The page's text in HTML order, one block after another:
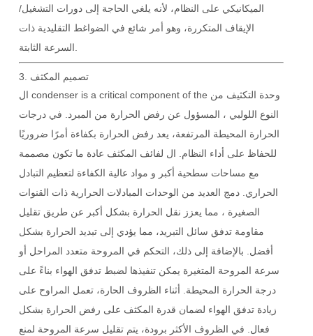
الميكانيكي على النظام، لأنه يلغي الحاجة إلى دورات التشغيل/
الإيقاف المتكررة، وهو أمر شائع في الضواغط التقليدية ذات
3. تصميم المكثف
ال condenser is a critical component of the وحدة التكثيف من
النوع اللولبي ، المسؤول عن رفض الحرارة من المبرد. في درجات
الحرارة المحيطة المرتفعة، يعد رفض الحرارة بكفاءة أمرًا ضروريًا
للحفاظ على أداء النظام. ال لفائف المكثف عادة ما تكون مصممة
مع مساحات سطحية أكبر و مواد عالية الكفاءة لتعظيم التبادل
الحراري. دمج العديد من الوحدات المبادلات الحرارية ذات القنوات
الصغيرة ، مما يعزز نقل الحرارة بشكل أكبر عن طريق تقليل
مقاومة تدفق سائل التبريد، مما يؤدي إلى تبديد الحرارة بشكل
أفضل. بالإضافة إلى ذلك، التحكم في المروحة متعدد المراحل أو
سرعة المروحة المتغيرة يمكن تنفيذها لضبط تدفق الهواء بناءً على
درجة الحرارة المحيطة. أثناء الظروف الحارة، تعمل المراوح على
زيادة تدفق الهواء لضمان قدرة المكثف على رفض الحرارة بشكل
فعال. في الظروف الأكثر برودة، يتم تقليل سرعة المروحة لمنع